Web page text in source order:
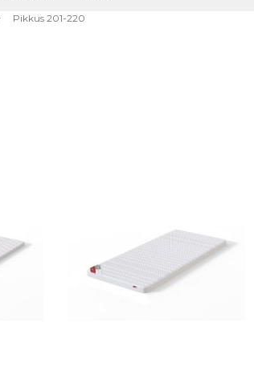
Pikkus 201-220